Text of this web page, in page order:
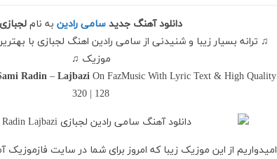
دانلود آهنگ جدید سامی رادینبه نام لجبازی
♫ ترانه بسیار زیبا و شنیدنی از سامی رادین اهنگ لجبازی با
موزیک ♫
Radin –Lajbazi On FazMusic With Lyric Text & High Quality
320 | 128
امیدواریم از این موزیک زیبا که امروز برای شما در سایت فازموزیک